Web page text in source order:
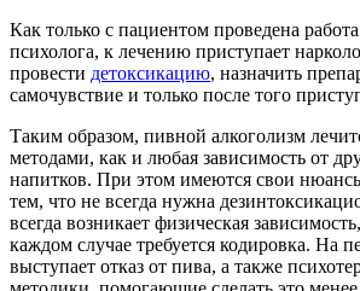
Как только с пациентом проведена
психолога, к лечению приступает
провести детоксикацию, назначить
самочувствие и только после того
Таким образом, пивной алкоголизм
методами, как и любая зависимость от
напитков. При этом имеются свои
тем, что не всегда нужна
всегда возникает физическая
каждом случае требуется кодировка. На
выступает отказ от пива, а также